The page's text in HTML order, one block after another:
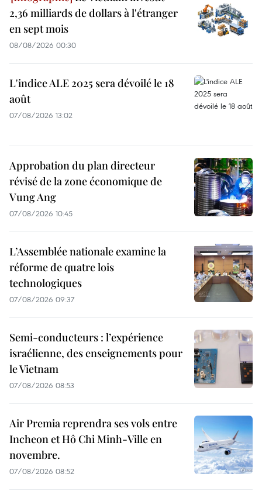
2,36 milliards de dollars à l'étranger
en sept mois
08/08/2026 00:30
L'indice ALE 2025 sera dévoilé le 18
août
07/08/2026 13:02
Approbation du plan directeur
révisé de la zone économique de
Vung Ang
07/08/2026 10:45
L’Assemblée nationale examine la
réforme de quatre lois
technologiques
07/08/2026 09:37
Semi-conducteurs : l’expérience
israélienne, des enseignements pour
le Vietnam
07/08/2026 08:53
Air Premia reprendra ses vols entre
Incheon et Hô Chi Minh-Ville en
novembre.
07/08/2026 08:52